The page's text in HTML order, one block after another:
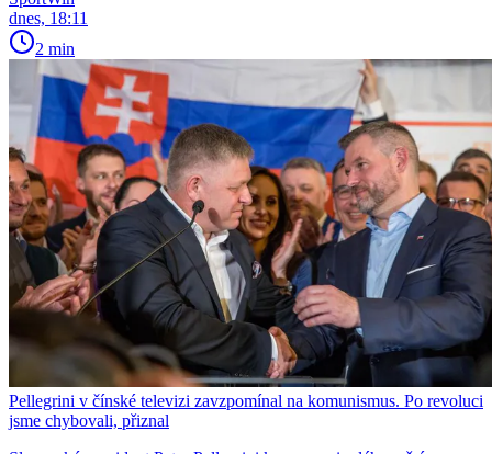
dnes, 18:11
2 min
Pellegrini v čínské televizi zavzpomínal na komunismus. Po revoluci
jsme chybovali, přiznal